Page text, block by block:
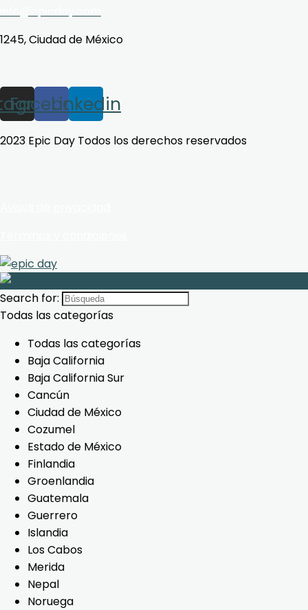
1245, Ciudad de México
Facebook
Linkedin
2023 Epic Day Todos los derechos reservados
Search for:
Todas las categorías
Todas las categorías
Baja California
Baja California Sur
Cancún
Ciudad de México
Cozumel
Estado de México
Finlandia
Groenlandia
Guatemala
Guerrero
Islandia
Los Cabos
Merida
Nepal
Noruega